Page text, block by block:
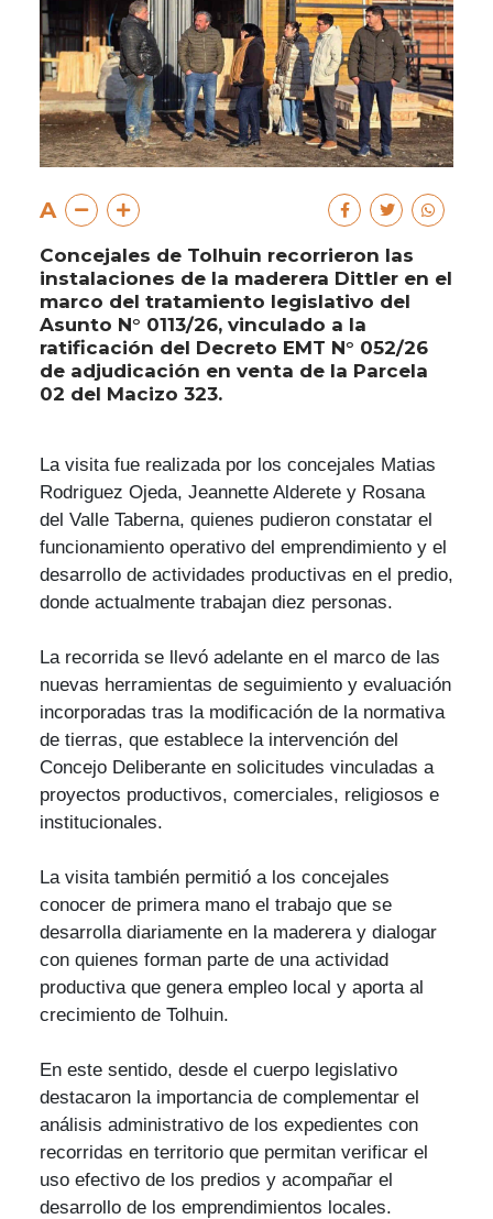
A
Concejales de Tolhuin recorrieron las
instalaciones de la maderera Dittler en el
marco del tratamiento legislativo del
Asunto N° 0113/26, vinculado a la
ratificación del Decreto EMT N° 052/26
de adjudicación en venta de la Parcela
02 del Macizo 323.
La visita fue realizada por los concejales Matias
Rodriguez Ojeda, Jeannette Alderete y Rosana
del Valle Taberna, quienes pudieron constatar el
funcionamiento operativo del emprendimiento y el
desarrollo de actividades productivas en el predio,
donde actualmente trabajan diez personas.
La recorrida se llevó adelante en el marco de las
nuevas herramientas de seguimiento y evaluación
incorporadas tras la modificación de la normativa
de tierras, que establece la intervención del
Concejo Deliberante en solicitudes vinculadas a
proyectos productivos, comerciales, religiosos e
institucionales.
La visita también permitió a los concejales
conocer de primera mano el trabajo que se
desarrolla diariamente en la maderera y dialogar
con quienes forman parte de una actividad
productiva que genera empleo local y aporta al
crecimiento de Tolhuin.
En este sentido, desde el cuerpo legislativo
destacaron la importancia de complementar el
análisis administrativo de los expedientes con
recorridas en territorio que permitan verificar el
uso efectivo de los predios y acompañar el
desarrollo de los emprendimientos locales.